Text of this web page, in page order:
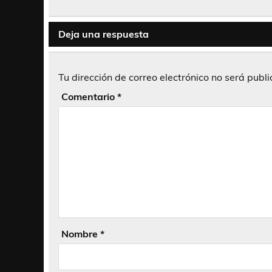
Deja una respuesta
Tu dirección de correo electrónico no será
Comentario *
Nombre *